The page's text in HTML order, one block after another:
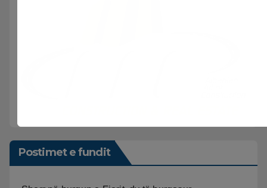
Postimet e fundit